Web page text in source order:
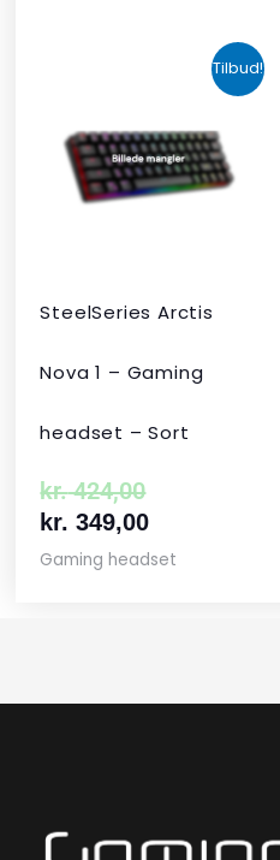
Tilbud!
SteelSeries Arctis
Nova 1 – Gaming
headset – Sort
kr.424,00
oprindelige
pris
var:
kr. 424,00.
kr. 349,00
aktuelle
pris
er:
kr. 349,00.
Gaming headset